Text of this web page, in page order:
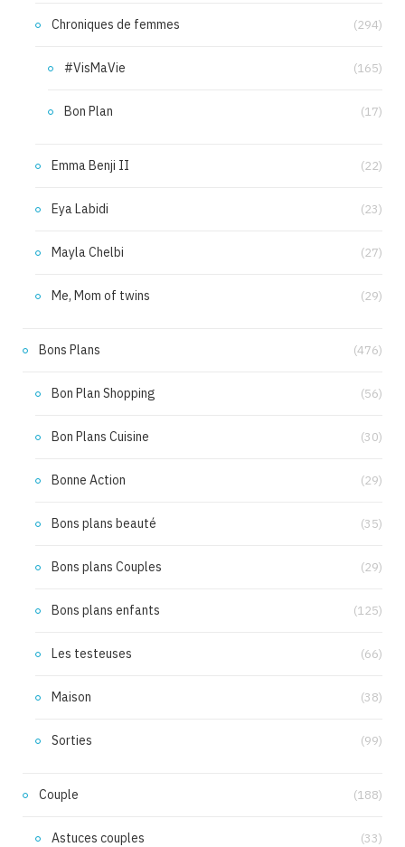
Chroniques de femmes (294)
#VisMaVie (165)
Bon Plan (17)
Emma Benji II (22)
Eya Labidi (23)
Mayla Chelbi (27)
Me, Mom of twins (29)
Bons Plans (476)
Bon Plan Shopping (56)
Bon Plans Cuisine (30)
Bonne Action (29)
Bons plans beauté (35)
Bons plans Couples (29)
Bons plans enfants (125)
Les testeuses (66)
Maison (38)
Sorties (99)
Couple (188)
Astuces couples (33)